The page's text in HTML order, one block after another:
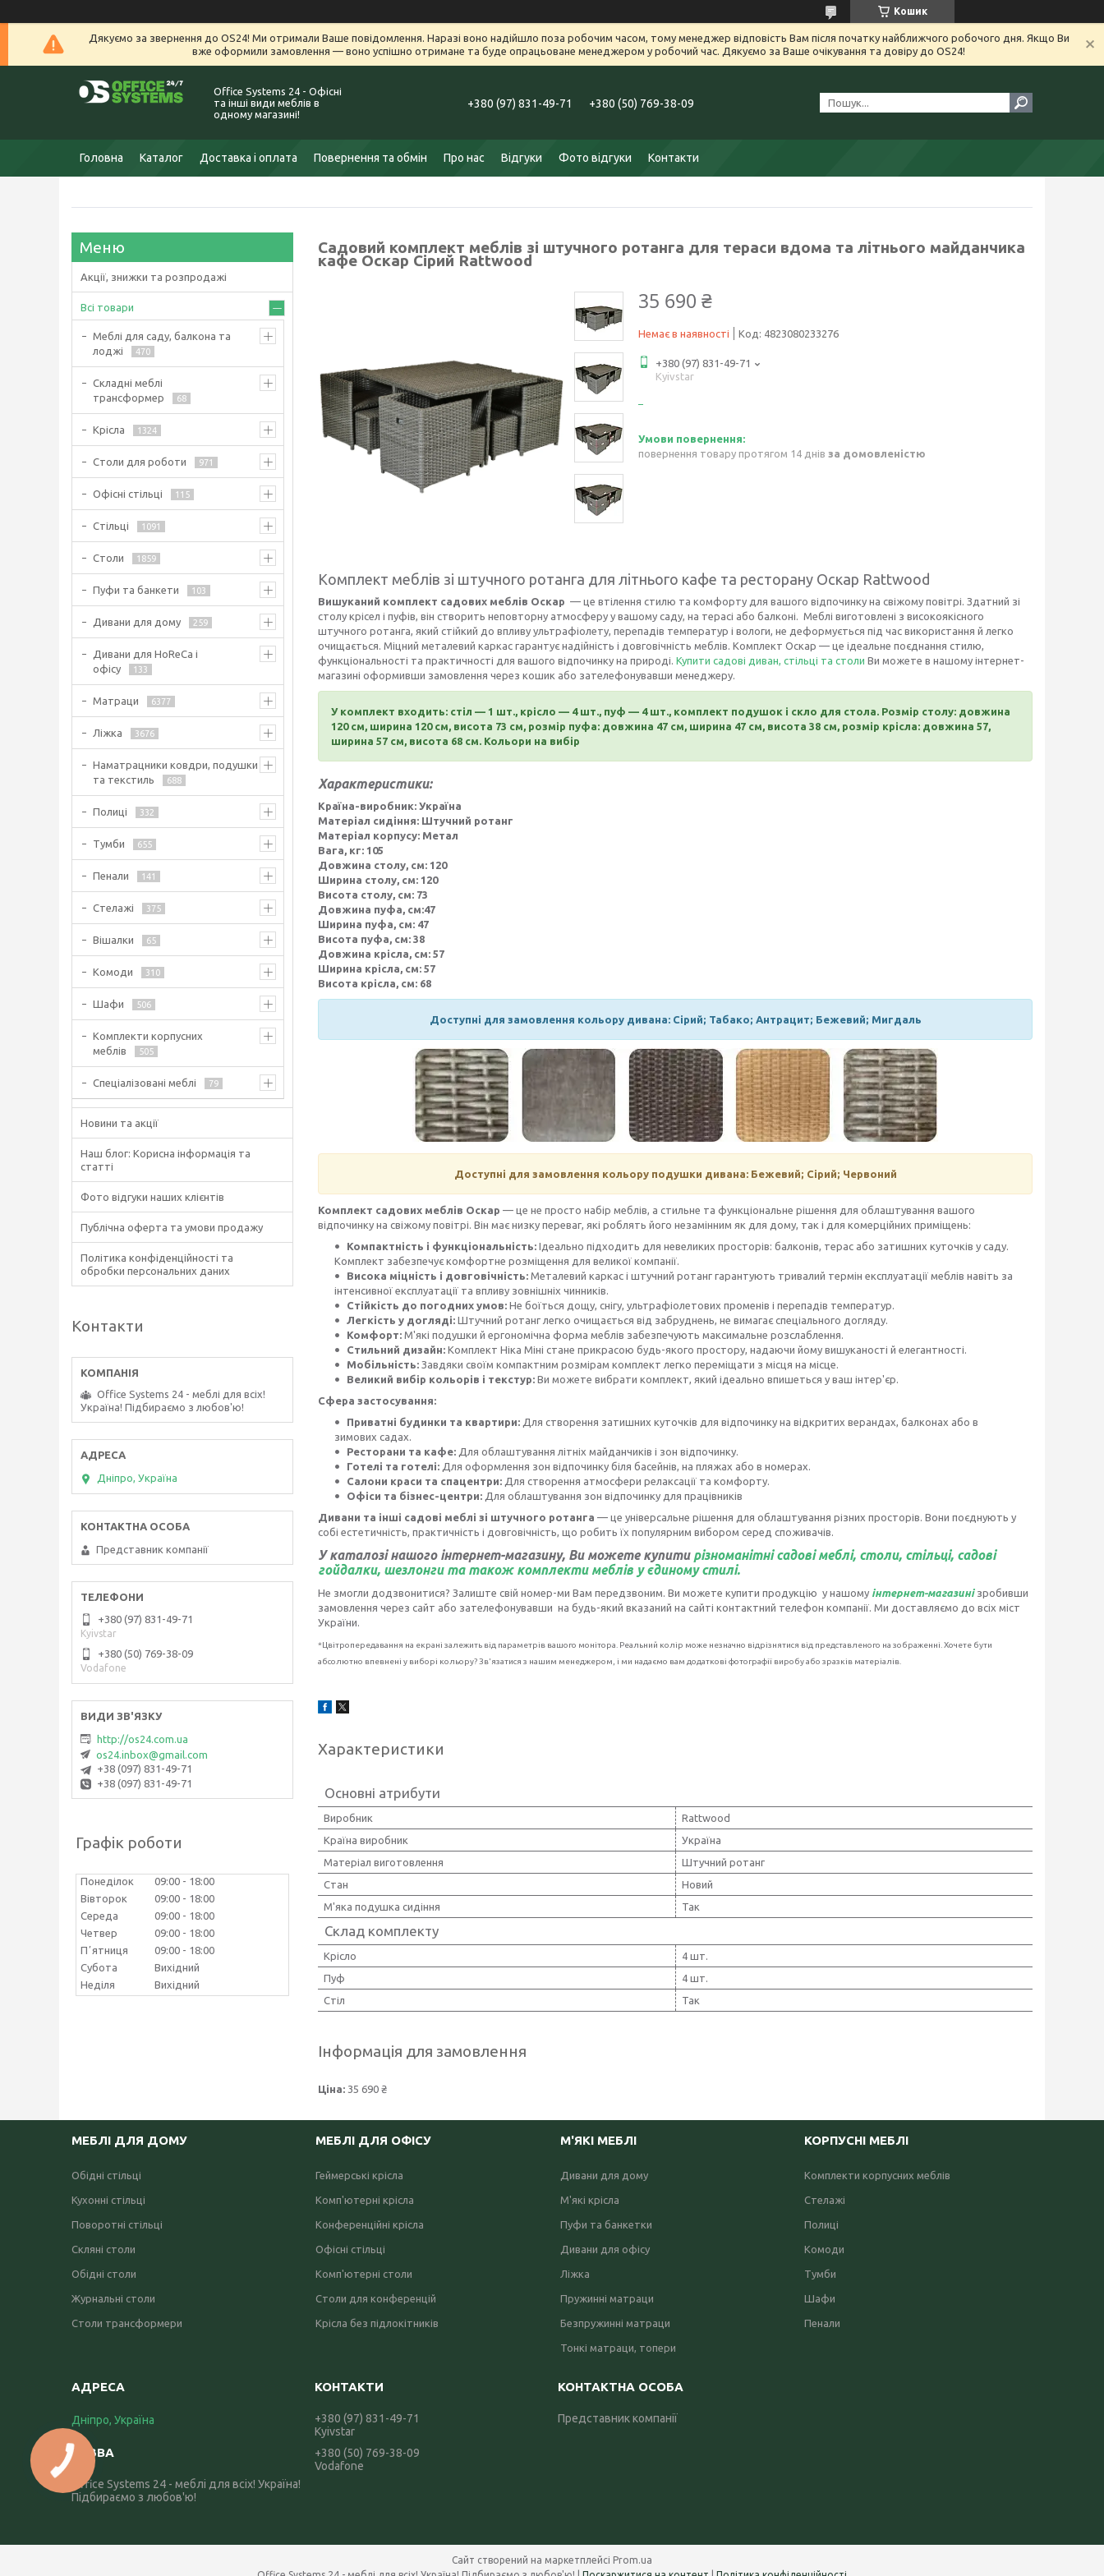
Кошик
Дякуємо за звернення до OS24! Ми отримали Ваше повідомлення. Наразі воно надійшло поза робочим часом, тому менеджер відповість Вам після початку найближчого робочого дня. Якщо Ви
вже оформили замовлення — воно успішно отримане та буде опрацьоване менеджером у робочий час. Дякуємо за Ваше очікування та довіру до OS24!
Office Systems 24 - Офісні
та інші види меблів в
одному магазині!
+380 (97) 831-49-71 +380 (50) 769-38-09
Головна Каталог Доставка і оплата Повернення та обмін Про нас Відгуки Фото відгуки Контакти
Садовий комплект меблів зі штучного ротанга для тераси вдома та літнього майданчика
кафе Оскар Сірий Rattwood
35 690 ₴
Немає в наявності Код: 4823080233276
+380 (97) 831-49-71
Kyivstar
повернення товару протягом 14 днів за домовленістю
Комплект меблів зі штучного ротанга для літнього кафе та ресторану Оскар Rattwood
Вишуканий комплект садових меблів Оскар — це втілення стилю та комфорту для вашого відпочинку на свіжому повітрі. Здатний зі
столу крісел і пуфів, він створить неповторну атмосферу у вашому саду, на терасі або балконі. Меблі виготовлені з високоякісного
штучного ротанга, який стійкий до впливу ультрафіолету, перепадів температур і вологи, не деформується під час використання й легко
очищається. Міцний металевий каркас гарантує надійність і довговічність меблів. Комплект Оскар — це ідеальне поєднання стилю,
функціональності та практичності для вашого відпочинку на природі. Купити садові диван, стільці та столи Ви можете в нашому інтернет-
магазині оформивши замовлення через кошик або зателефонувавши менеджеру.
У комплект входить: стіл — 1 шт., крісло — 4 шт., пуф — 4 шт., комплект подушок і скло для стола. Розмір столу: довжина
120 см, ширина 120 см, висота 73 см, розмір пуфа: довжина 47 см, ширина 47 см, висота 38 см, розмір крісла: довжина 57,
ширина 57 см, висота 68 см. Кольори на вибір
Характеристики:
Країна-виробник: Україна
Матеріал сидіння: Штучний ротанг
Матеріал корпусу: Метал
Вага, кг: 105
Довжина столу, см: 120
Ширина столу, см: 120
Висота столу, см: 73
Довжина пуфа, см:47
Ширина пуфа, см: 47
Висота пуфа, см: 38
Довжина крісла, см: 57
Ширина крісла, см: 57
Висота крісла, см: 68
Доступні для замовлення кольору дивана: Сірий; Табако; Антрацит; Бежевий; Мигдаль
Доступні для замовлення кольору подушки дивана: Бежевий; Сірий; Червоний
Комплект садових меблів Оскар — це не просто набір меблів, а стильне та функціональне рішення для облаштування вашого
відпочинку на свіжому повітрі. Він має низку переваг, які роблять його незамінним як для дому, так і для комерційних приміщень:
Компактність і функціональність: Ідеально підходить для невеликих просторів: балконів, терас або затишних куточків у саду.
Комплект забезпечує комфортне розміщення для великої компанії.
Висока міцність і довговічність: Металевий каркас і штучний ротанг гарантують тривалий термін експлуатації меблів навіть за
інтенсивної експлуатації та впливу зовнішніх чинників.
Стійкість до погодних умов: Не боїться дощу, снігу, ультрафіолетових променів і перепадів температур.
Легкість у догляді: Штучний ротанг легко очищається від забруднень, не вимагає спеціального догляду.
Комфорт: М'які подушки й ергономічна форма меблів забезпечують максимальне розслаблення.
Стильний дизайн: Комплект Ніка Міні стане прикрасою будь-якого простору, надаючи йому вишуканості й елегантності.
Мобільність: Завдяки своїм компактним розмірам комплект легко переміщати з місця на місце.
Великий вибір кольорів і текстур: Ви можете вибрати комплект, який ідеально впишеться у ваш інтер'єр.
Сфера застосування:
Приватні будинки та квартири: Для створення затишних куточків для відпочинку на відкритих верандах, балконах або в
зимових садах.
Ресторани та кафе: Для облаштування літніх майданчиків і зон відпочинку.
Готелі та готелі: Для оформлення зон відпочинку біля басейнів, на пляжах або в номерах.
Салони краси та спацентри: Для створення атмосфери релаксації та комфорту.
Офіси та бізнес-центри: Для облаштування зон відпочинку для працівників
Дивани та інші садові меблі зі штучного ротанга — це універсальне рішення для облаштування різних просторів. Вони поєднують у
собі естетичність, практичність і довговічність, що робить їх популярним вибором серед споживачів.
У каталозі нашого інтернет-магазину, Ви можете купити різноманітні садові меблі, столи, стільці, садові
гойдалки, шезлонги та також комплекти меблів у єдиному стилі.
Не змогли додзвонитися? Залиште свій номер-ми Вам передзвоним. Ви можете купити продукцію у нашому інтернет-магазині зробивши
замовлення через сайт або зателефонувавши на будь-який вказаний на сайті контактний телефон компанії. Ми доставляємо до всіх міст
України.
*Цвітропередавання на екрані залежить від параметрів вашого монітора. Реальний колір може незначно відрізнятися від представленого на зображенні. Хочете бути
абсолютно впевнені у виборі кольору? Зв'язатися з нашим менеджером, і ми надаємо вам додаткові фотографії виробу або зразків матеріалів.
Характеристики
Основні атрибути
Виробник
Rattwood
Країна виробник
Україна
Матеріал виготовлення
Штучний ротанг
Стан
Новий
М'яка подушка сидіння
Так
Склад комплекту
Крісло
4 шт.
Пуф
4 шт.
Стіл
Так
Інформація для замовлення
Ціна: 35 690 ₴
Акції, знижки та розпродажі
Всі товари
Меблі для саду, балкона та
лоджі
470
Складні меблі
трансформер
68
Крісла 1324
Столи для роботи 971
Офісні стільці 115
Стільці 1091
Столи 1859
Пуфи та банкети 103
Дивани для дому 259
Дивани для HoReCa і
офісу
133
Матраци 6377
Ліжка 3676
Наматрацники ковдри, подушки
та текстиль
688
Полиці 332
Тумби 655
Пенали 141
Стелажі 375
Вішалки 65
Комоди 310
Шафи 506
Комплекти корпусних
меблів
505
Спеціалізовані меблі 79
Новини та акції
Наш блог: Корисна інформація та
статті
Фото відгуки наших клієнтів
Публічна оферта та умови продажу
Політика конфіденційності та
обробки персональних даних
Контакти
Office Systems 24 - меблі для всіх!
Україна! Підбираємо з любов'ю!
Дніпро, Україна
Представник компанії
+380 (97) 831-49-71
Kyivstar
+380 (50) 769-38-09
Vodafone
http://os24.com.ua
os24.inbox@gmail.com
+38 (097) 831-49-71
+38 (097) 831-49-71
Графік роботи
Понеділок 09:00
18:00
Вівторок
09:00
18:00
Середа
09:00
18:00
Четвер
09:00
18:00
Пʼятниця
09:00
18:00
Субота
Вихідний
Неділя
Вихідний
МЕБЛІ ДЛЯ ДОМУ
Обідні стільці
Кухонні стільці
Поворотні стільці
Скляні столи
Обідні столи
Журнальні столи
Столи трансформери
МЕБЛІ ДЛЯ ОФІСУ
Геймерські крісла
Комп'ютерні крісла
Конференційні крісла
Офісні стільці
Комп'ютерні столи
Столи для конференцій
Крісла без підлокітників
М'ЯКІ МЕБЛІ
Дивани для дому
М'які крісла
Пуфи та банкетки
Дивани для офісу
Ліжка
Пружинні матраци
Безпружинні матраци
Тонкі матраци, топери
КОРПУСНІ МЕБЛІ
Комплекти корпусних меблів
Стелажі
Полиці
Комоди
Тумби
Шафи
Пенали
Дніпро, Україна
Office Systems 24 - меблі для всіх! Україна!
Підбираємо з любов'ю!
+380 (97) 831-49-71
Kyivstar
+380 (50) 769-38-09
Vodafone
Представник компанії
Сайт створений на маркетплейсі Prom.ua